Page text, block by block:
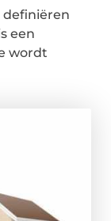
definiëren
een
wordt